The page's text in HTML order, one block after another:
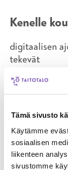
Tämä sivusto
Käytämme
sosiaalisen
liikenteen
sivustomme
Kenelle
digitaalisen
tekevät